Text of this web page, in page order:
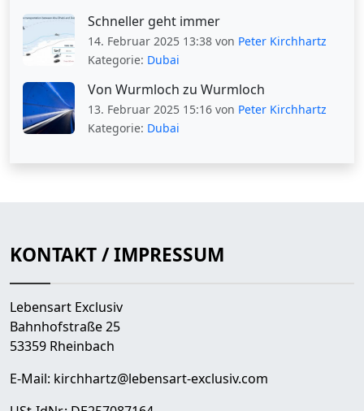
Schneller geht immer
14. Februar 2025 13:38 von Peter Kirchhartz
Kategorie: Dubai
Von Wurmloch zu Wurmloch
13. Februar 2025 15:16 von Peter Kirchhartz
Kategorie: Dubai
KONTAKT / IMPRESSUM
Lebensart Exclusiv
Bahnhofstraße 25
53359 Rheinbach
E-Mail: kirchhartz@lebensart-exclusiv.com